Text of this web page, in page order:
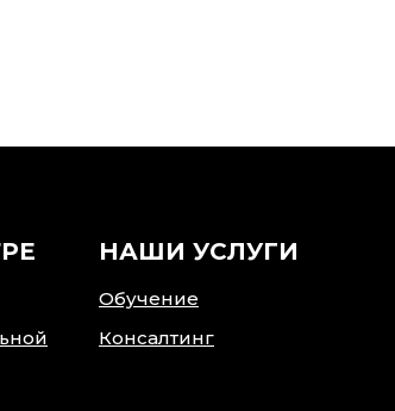
НАШИ УСЛУГИ
Обучение
Консалтинг